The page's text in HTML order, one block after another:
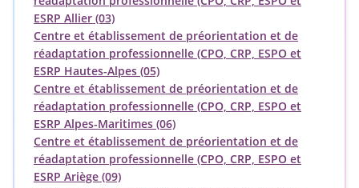
ESRP Allier (03)
Centre et établissement de préorientation et de
réadaptation professionnelle (CPO, CRP, ESPO et
ESRP Hautes-Alpes (05)
Centre et établissement de préorientation et de
réadaptation professionnelle (CPO, CRP, ESPO et
ESRP Alpes-Maritimes (06)
Centre et établissement de préorientation et de
réadaptation professionnelle (CPO, CRP, ESPO et
ESRP Ariège (09)